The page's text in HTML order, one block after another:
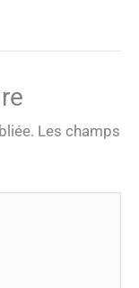
Les champs